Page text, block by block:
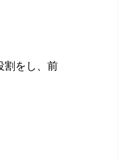
割をし、前